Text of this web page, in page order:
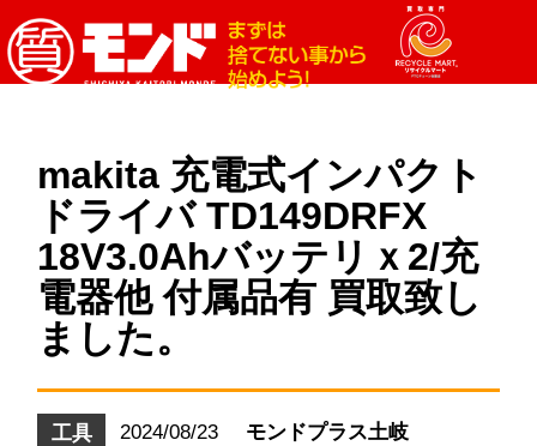
makita 充電式インパクト
ドライバ TD149DRFX
18V3.0Ahバッテリｘ2/充
電器他 付属品有 買取致し
ました。
工具 2024/08/23 モンドプラス土岐